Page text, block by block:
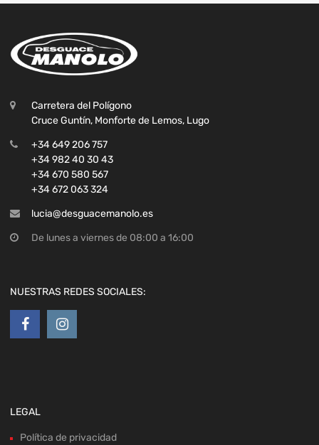
Carretera del Polígono
Cruce Guntín, Monforte de Lemos, Lugo
+34 649 206 757
+34 982 40 30 43
+34 670 580 567
+34 672 063 324
lucia@desguacemanolo.es
De lunes a viernes de 08:00 a 16:00
NUESTRAS REDES SOCIALES:
LEGAL
Política de privacidad